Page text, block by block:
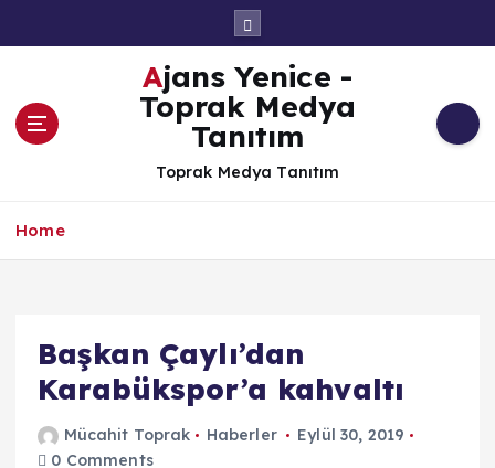
a
Ajans Yenice -
Toprak Medya
Tanıtım
Toprak Medya Tanıtım
Home
Başkan Çaylı’dan
Karabükspor’a kahvaltı
Mücahit Toprak Haberler
Eylül 30, 2019
0 Comments